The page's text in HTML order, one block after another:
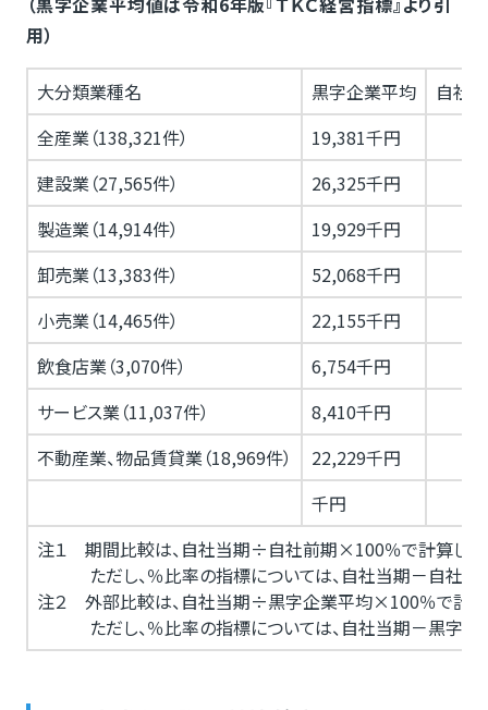
用）
大分類業種名 黒字企業平均
自社
全産業（138,321件）
19,381千円
建設業（27,565件）
26,325千円
製造業（14,914件）
19,929千円
卸売業（13,383件）
52,068千円
小売業（14,465件）
22,155千円
飲食店業（3,070件）
6,754千円
サービス業（11,037件）
8,410千円
不動産業、物品賃貸業（18,969件）
22,229千円
千円
注１ 期間比較は、自社当期÷自社前期×100％で計算しま
ただし、％比率の指標については、自社当期－自社前
注２ 外部比較は、自社当期÷黒字企業平均×100％で計算
ただし、％比率の指標については、自社当期－黒字企